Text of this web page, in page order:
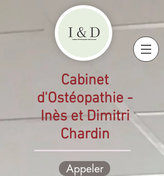
Cabinet
d'Ostéopathie -
Inès et Dimitri
Chardin
Appeler